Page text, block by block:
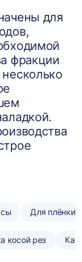
для
фракции
Для плёнки
косой рез